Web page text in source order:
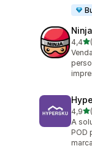
4,4
70
4,9
268
A
POD